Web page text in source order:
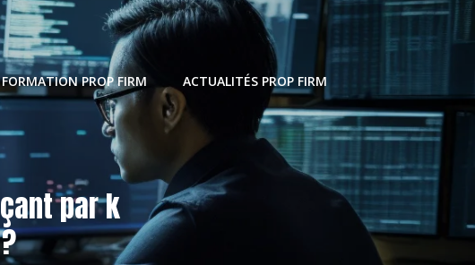
FORMATION PROP FIRM ACTUALITÉS PROP FIRM
par k